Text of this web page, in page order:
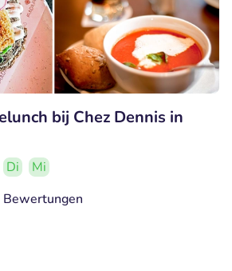
bij Chez Dennis in
Di
Mi
Bewertungen